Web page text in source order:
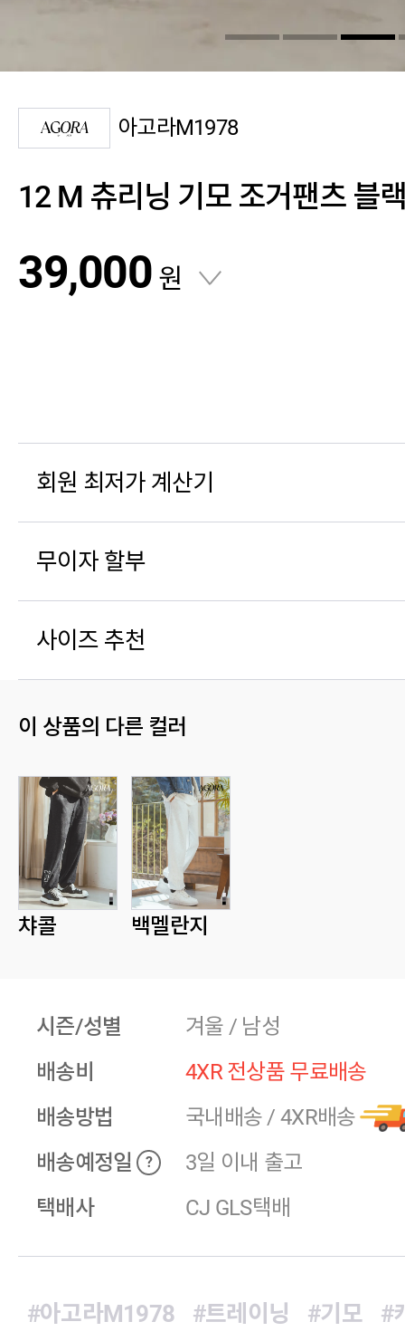
아고라M1978
12 M 츄리닝 기모 조거팬츠 블
39,000 원
회원 최저가 계산기
무이자 할부
사이즈 추천
이 상품의 다른 컬러
챠콜 백멜란지
시즌/성별
겨울 / 남성
배송비
4XR 전상품 무료배송
배송방법
국내배송 / 4XR배송
배송예정일
?
3일 이내 출고
택배사
CJ GLS택배
#아고라M1978 #트레이닝 #기모 #